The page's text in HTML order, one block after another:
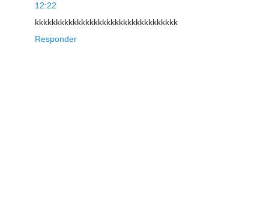
12:22
kkkkkkkkkkkkkkkkkkkkkkkkkkkkkkkkkk
Responder